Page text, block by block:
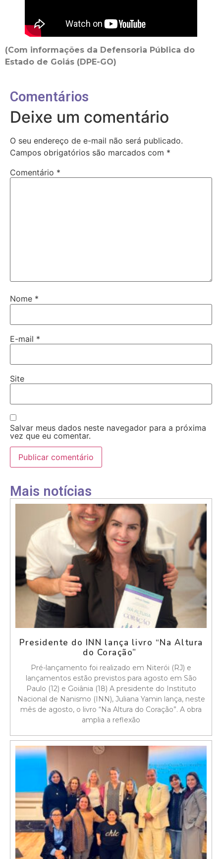
(Com informações da Defensoria Pública do
Estado de Goiás (DPE-GO)
Comentários
Deixe um comentário
O seu endereço de e-mail não será publicado.
Campos obrigatórios são marcados com *
Comentário *
Nome *
E-mail *
Site
Salvar meus dados neste navegador para a próxima
vez que eu comentar.
Mais notícias
Presidente do INN lança livro “Na Altura
do Coração”
Pré-lançamento foi realizado em Niterói (RJ) e
lançamentos estão previstos para agosto em São
Paulo (12) e Goiânia (18) A presidente do Instituto
Nacional de Nanismo (INN), Juliana Yamin lança, neste
mês de agosto, o livro “Na Altura do Coração”. A obra
amplia a reflexão